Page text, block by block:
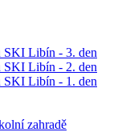
SKI Libín - 3. den
SKI Libín - 2. den
SKI Libín - 1. den
zahradě